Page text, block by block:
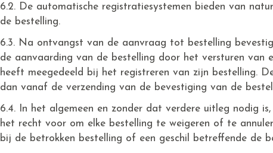
6.2. De automatische registratiesystemen bieden van
de bestelling.
6.3. Na ontvangst van de aanvraag tot bestelling
de aanvaarding van de bestelling door het versturen van
heeft meegedeeld bij het registreren van zijn bestelling.
dan vanaf de verzending van de bevestiging van de
6.4. In het algemeen en zonder dat verdere uitleg nodig
het recht voor om elke bestelling te weigeren of te
bij de betrokken bestelling of een geschil betreffende de